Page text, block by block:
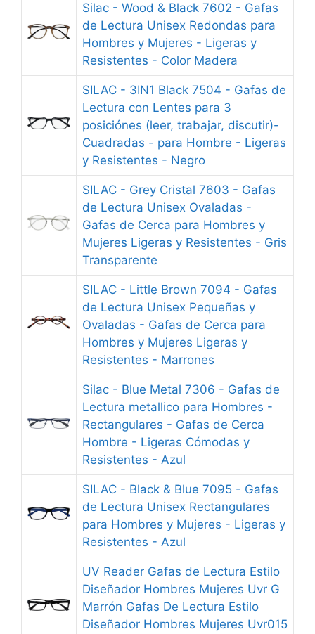
Silac - Wood & Black 7602 - Gafas
de Lectura Unisex Redondas para
Hombres y Mujeres - Ligeras y
Resistentes - Color Madera
SILAC - 3IN1 Black 7504 - Gafas de
Lectura con Lentes para 3
posiciónes (leer, trabajar, discutir)-
Cuadradas - para Hombre - Ligeras
y Resistentes - Negro
SILAC - Grey Cristal 7603 - Gafas
de Lectura Unisex Ovaladas -
Gafas de Cerca para Hombres y
Mujeres Ligeras y Resistentes - Gris
Transparente
SILAC - Little Brown 7094 - Gafas
de Lectura Unisex Pequeñas y
Ovaladas - Gafas de Cerca para
Hombres y Mujeres Ligeras y
Resistentes - Marrones
Silac - Blue Metal 7306 - Gafas de
Lectura metallico para Hombres -
Rectangulares - Gafas de Cerca
Hombre - Ligeras Cómodas y
Resistentes - Azul
SILAC - Black & Blue 7095 - Gafas
de Lectura Unisex Rectangulares
para Hombres y Mujeres - Ligeras y
Resistentes - Azul
UV Reader Gafas de Lectura Estilo
Diseñador Hombres Mujeres Uvr G
Marrón Gafas De Lectura Estilo
Diseñador Hombres Mujeres Uvr015